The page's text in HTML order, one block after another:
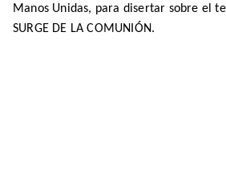
Manos Unidas, para disertar sobre el
SURGE DE LA COMUNIÓN.